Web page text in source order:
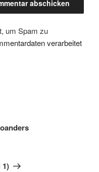
um Spam zu
verarbeitet
1)